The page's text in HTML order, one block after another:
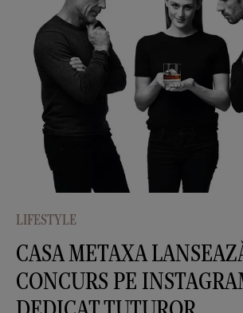
LIFESTYLE
CASA METAXA
CONCURS PE